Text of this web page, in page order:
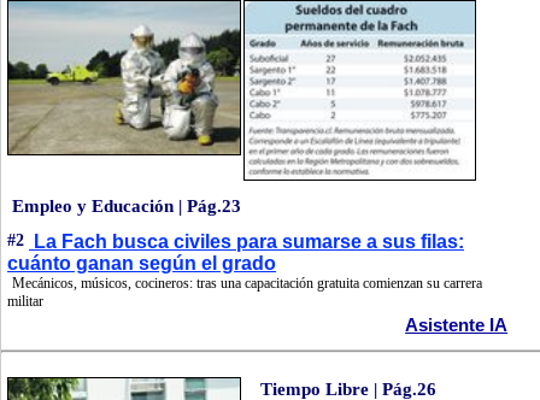
Empleo y Educación | Pág.23
#2
La Fach busca civiles para sumarse a sus filas:
cuánto ganan según el grado
Mecánicos, músicos, cocineros: tras una capacitación gratuita comienzan su carrera
militar
Asistente IA
Tiempo Libre | Pág.26